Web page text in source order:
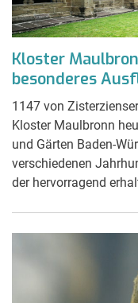
Kloster
besonderes
1147 von
Kloster Maulbronn
und Gärten Baden-
verschiedenen
der hervorragend